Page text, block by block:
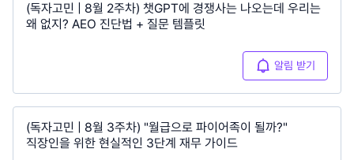
(독자고민 | 8월 2주차) 챗GPT에 경쟁사는 나오는데 우리는
왜 없지? AEO 진단법 + 질문 템플릿
알림 받기
(독자고민 | 8월 3주차) "월급으로 파이어족이 될까?"
직장인을 위한 현실적인 3단계 재무 가이드